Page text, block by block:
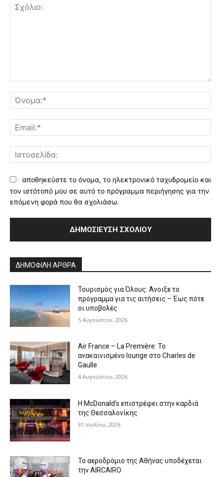
αποθηκεύστε το όνομα, το ηλεκτρονικό ταχυδρομείο και
τον ιστότοπό μου σε αυτό το πρόγραμμα περιήγησης για την
επόμενη φορά που θα σχολιάσω.
ΔΗΜΟΦΙΛΗ ΑΡΘΡΑ
Τουρισμός για Όλους: Άνοιξε το
πρόγραμμα για τις αιτήσεις – Έως πότε
οι υποβολές
5 Αυγούστου, 2026
Air France – La Première: Το
ανακαινισμένο lounge στο Charles de
Gaulle
4 Αυγούστου, 2026
Η McDonald’s επιστρέφει στην καρδιά
της Θεσσαλονίκης
31 Ιουλίου, 2026
Το αεροδρόμιο της Αθήνας υποδέχεται
την AIRCAIRO